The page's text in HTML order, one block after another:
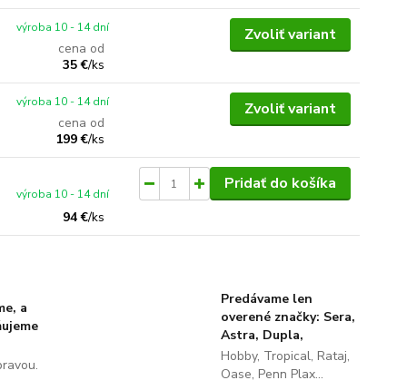
cena od
35 €/ks
výroba 10 - 14 dní Zvoliť variant
cena od
199 €/ks
výroba 10 - 14 dní Zvoliť variant
94 €/ks
výroba 10 - 14 dní
Pridať do košíka
a
Predávame len
overené značky: Sera,
Astra, Dupla,
Hobby, Tropical, Rataj,
Oase, Penn Plax...